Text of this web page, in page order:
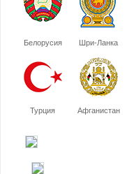
Белорусия Шри-Ланка
Турция Афганистан